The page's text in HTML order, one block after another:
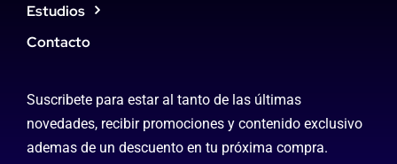
Estudios
Contacto
Suscribete para estar al tanto de las últimas
novedades, recibir promociones y contenido exclusivo
ademas de un descuento en tu próxima compra.